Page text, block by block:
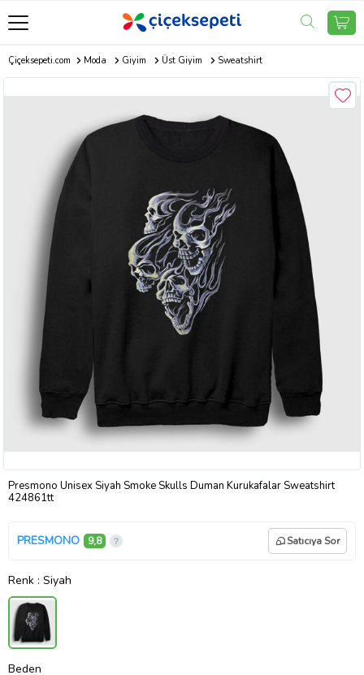
Çiçeksepeti.com Moda Giyim Üst Giyim Sweatshirt
Presmono Unisex Siyah Smoke Skulls Duman Kurukafalar Sweatshirt
424861tt
PRESMONO 9,8 Satıcıya Sor
Renk : Siyah
Beden